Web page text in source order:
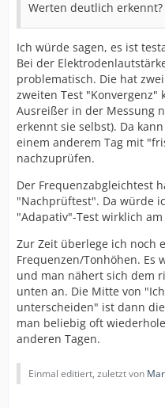
Werten deutlich erkennt?
Ich würde sagen, es ist
Bei der
problematisch. Die hat
zweiten Test "Konvergenz"
Ausreißer in der Messung
erkennt sie selbst). Da
einem anderem Tag mit
nachzuprüfen.
Der Frequenzabgleichtest
"Nachprüftest". Da würde
"Adapativ"-Test wirklich
Zur Zeit überlege ich noch
Frequenzen/Tonhöhen. Es
und man nähert sich dem
unten an. Die Mitte von
unterscheiden" ist dann
man beliebig oft
anderen Tagen.
Einmal editiert, zuletzt von